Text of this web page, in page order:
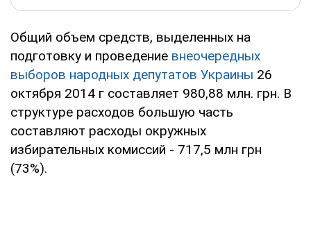
Общий объем средств, выделенных на
подготовку и проведение внеочередных
выборов народных депутатов Украины 26
октября 2014 г составляет 980,88 млн. грн. В
структуре расходов большую часть
составляют расходы окружных
избирательных комиссий - 717,5 млн грн
(73%).